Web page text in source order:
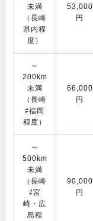
未満
（長崎
県内程
度）
53,000
円
～
200km
未満
（長崎
⇄福岡
程度）
66,000
円
～
500km
未満
（長崎
⇄宮
崎・広
島程
90,000
円